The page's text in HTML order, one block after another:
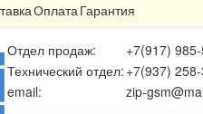
ОплатаГарантия
Отдел продаж:
+7(917)
Технический отдел: +7(937)
email:
zip-